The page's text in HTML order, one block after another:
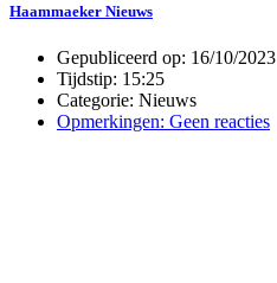
Haammaeker Nieuws
Gepubliceerd op: 16/10/2023
Tijdstip: 15:25
Categorie: Nieuws
Opmerkingen: Geen reacties